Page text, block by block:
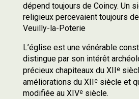
dépend toujours de Coincy. Un
religieux percevaient toujours
Veuilly-la-Poterie
L’église est une vénérable
distingue par son intérêt
précieux chapiteaux du XIIe
améliorations du XIIesiècle et
modifiée au XIVesiècle.